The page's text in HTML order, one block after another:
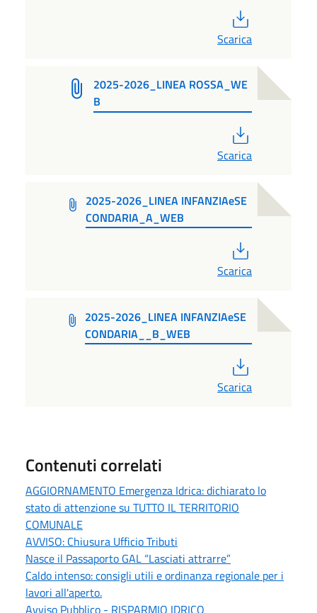
Scarica
2025-2026_LINEA ROSSA_WE
B
Scarica
2025-2026_LINEA INFANZIAeSE
CONDARIA_A_WEB
Scarica
2025-2026_LINEA INFANZIAeSE
CONDARIA__B_WEB
Scarica
Contenuti correlati
AGGIORNAMENTO Emergenza Idrica: dichiarato lo
stato di attenzione su TUTTO IL TERRITORIO
COMUNALE
AVVISO: Chiusura Ufficio Tributi
Nasce il Passaporto GAL “Lasciati attrarre”
Caldo intenso: consigli utili e ordinanza regionale per i
lavori all'aperto.
Avviso Pubblico - RISPARMIO IDRICO